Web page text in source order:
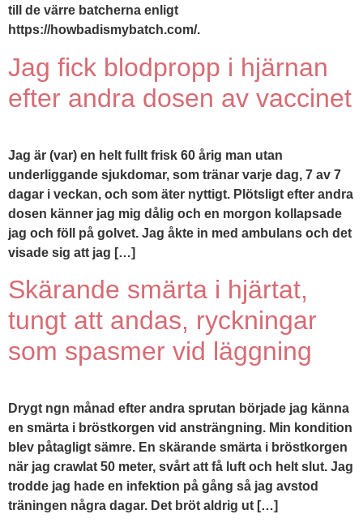
till de värre batcherna enligt
https://howbadismybatch.com/.
Jag fick blodpropp i hjärnan
efter andra dosen av vaccinet
Jag är (var) en helt fullt frisk 60 årig man utan
underliggande sjukdomar, som tränar varje dag, 7 av 7
dagar i veckan, och som äter nyttigt. Plötsligt efter andra
dosen känner jag mig dålig och en morgon kollapsade
jag och föll på golvet. Jag åkte in med ambulans och det
visade sig att jag […]
Skärande smärta i hjärtat,
tungt att andas, ryckningar
som spasmer vid läggning
Drygt ngn månad efter andra sprutan började jag känna
en smärta i bröstkorgen vid ansträngning. Min kondition
blev påtagligt sämre. En skärande smärta i bröstkorgen
när jag crawlat 50 meter, svårt att få luft och helt slut. Jag
trodde jag hade en infektion på gång så jag avstod
träningen några dagar. Det bröt aldrig ut […]